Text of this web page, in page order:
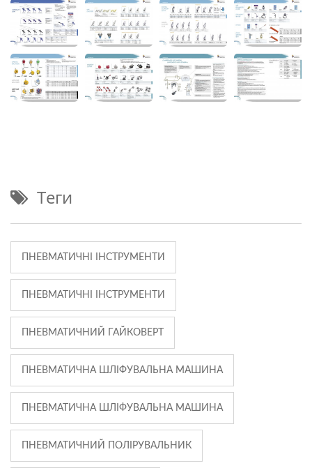
Теги
ПНЕВМАТИЧНІ ІНСТРУМЕНТИ
ПНЕВМАТИЧНІ ІНСТРУМЕНТИ
ПНЕВМАТИЧНИЙ ГАЙКОВЕРТ
ПНЕВМАТИЧНА ШЛІФУВАЛЬНА МАШИНА
ПНЕВМАТИЧНА ШЛІФУВАЛЬНА МАШИНА
ПНЕВМАТИЧНИЙ ПОЛІРУВАЛЬНИК